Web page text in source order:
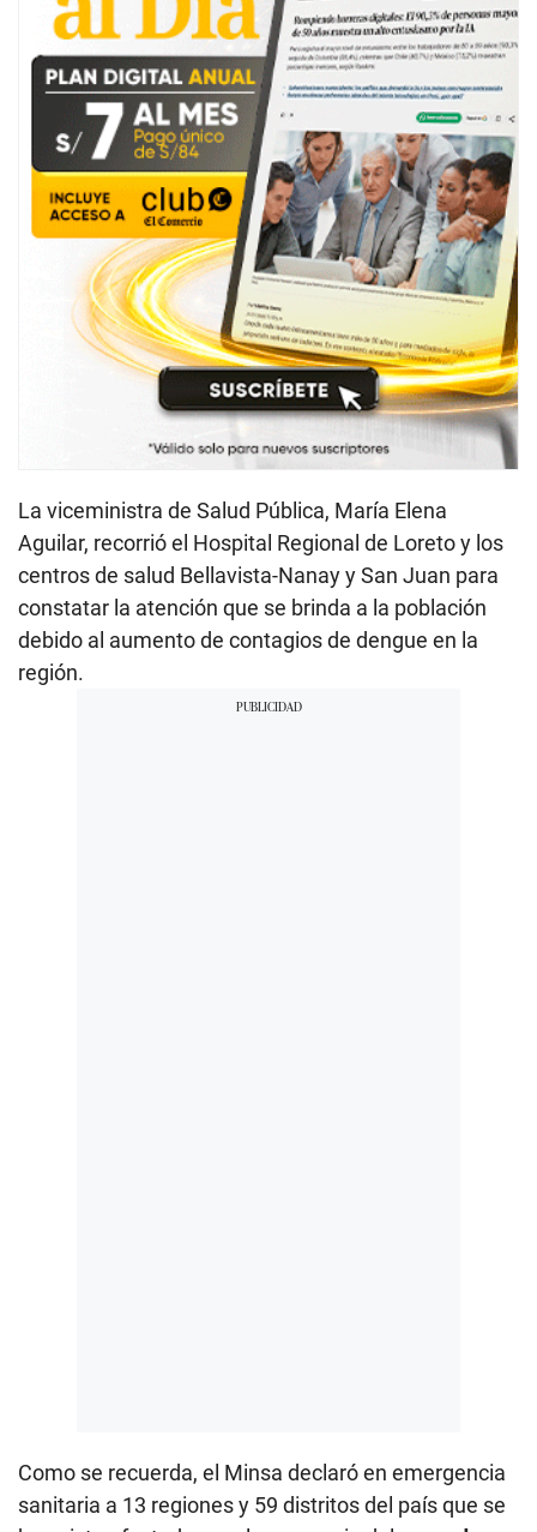
La viceministra de Salud Pública, María Elena
Aguilar, recorrió el Hospital Regional de Loreto y los
centros de salud Bellavista-Nanay y San Juan para
constatar la atención que se brinda a la población
debido al aumento de contagios de dengue en la
región.
Como se recuerda, el Minsa declaró en emergencia
sanitaria a 13 regiones y 59 distritos del país que se